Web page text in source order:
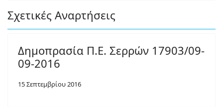
Σχετικές Αναρτήσεις
Δημοπρασία Π.Ε. Σερρών 17903/09-
09-2016
15 Σεπτεμβρίου 2016